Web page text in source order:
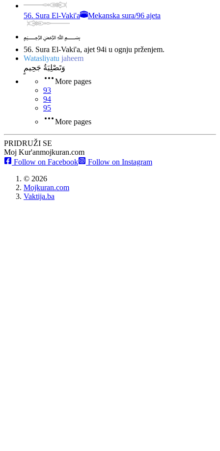
56. Sura El-Vaki'a Mekanska sura/96 ajeta
﷽
56. Sura El-Vaki'a, ajet 94i u ognju prženjem.
Watasliyatu jaheem
وَتَصْلِيَةُ جَحِيمٍ
More pages
93
94
95
More pages
PRIDRUŽI SE
Moj Kur'anmojkuran.com
Follow on Facebook
Follow on Instagram
© 2026
Mojkuran.com
Vaktija.ba